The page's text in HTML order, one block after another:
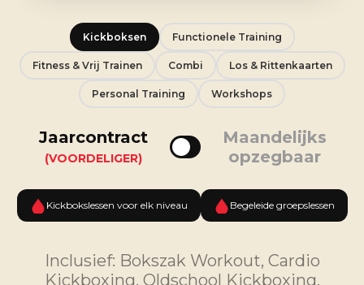
Kickboksen Functionele Training
Fitness & Vrij Trainen Combi Los & Rittenkaarten
Personal Training Workshops
Jaarcontract
(VOORDELIGER)
Maandelijks
opzegbaar
Kickbokslessen voor elk niveau Begeleide groepslessen
Inclusief: Bokszak Workout, Cardio
Kickboxing, Oldschool Kickboxing,